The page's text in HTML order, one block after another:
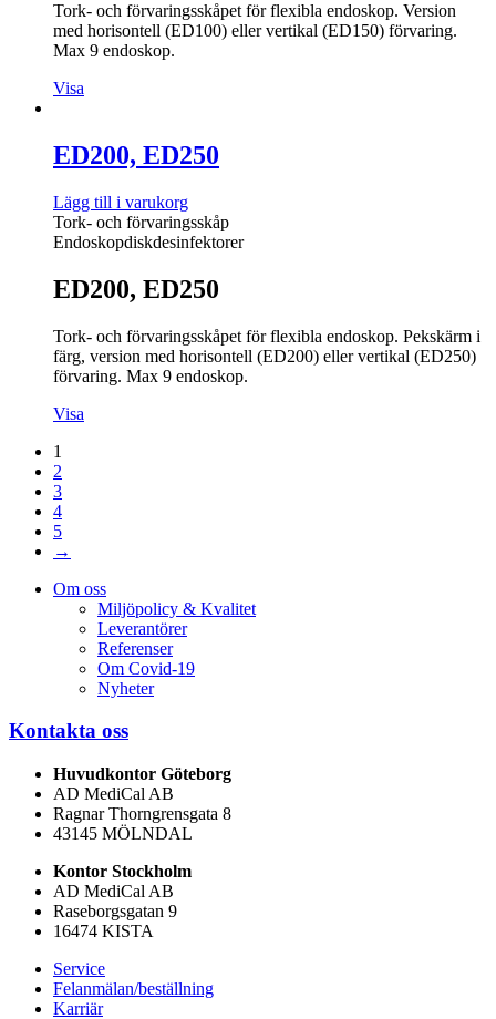
Tork- och förvaringsskåpet för flexibla endoskop. Version
med horisontell (ED100) eller vertikal (ED150) förvaring.
Max 9 endoskop.
Visa
ED200, ED250
Lägg till i varukorg
Tork- och förvaringsskåp
Endoskopdiskdesinfektorer
ED200, ED250
Tork- och förvaringsskåpet för flexibla endoskop. Pekskärm i
färg, version med horisontell (ED200) eller vertikal (ED250)
förvaring. Max 9 endoskop.
Visa
1
2
3
4
5
→
Om oss
Miljöpolicy & Kvalitet
Leverantörer
Referenser
Om Covid-19
Nyheter
Kontakta oss
Huvudkontor Göteborg
AD MediCal AB
Ragnar Thorngrensgata 8
43145 MÖLNDAL
Kontor Stockholm
AD MediCal AB
Raseborgsgatan 9
16474 KISTA
Service
Felanmälan/beställning
Karriär